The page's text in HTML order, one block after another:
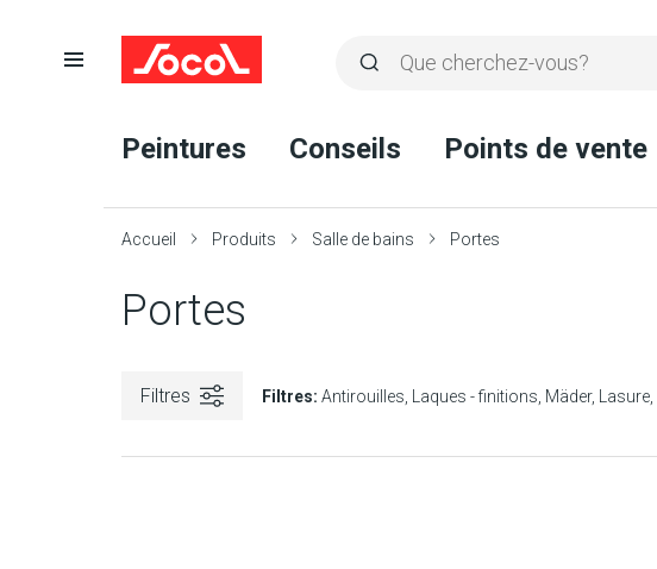
Rechercher
recherche
Ouvrir
Peintures Conseils Points de vente
Accueil Produits Salle de bains Portes
Portes
Filtres Filtres: Antirouilles Laques - finitions Mäder Lasure